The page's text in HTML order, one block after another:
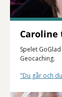
Caroline
Spelet
Geocaching.
"Du går och